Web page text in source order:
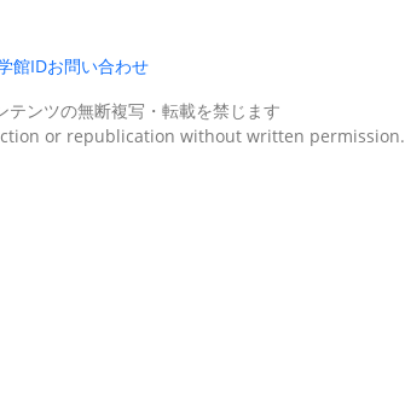
館IDお問い合わせ
ンツの無断複写・転載を禁じます
or republication without written permission.